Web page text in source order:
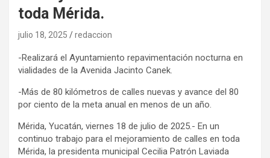
toda Mérida.
julio 18, 2025 redaccion
-Realizará el Ayuntamiento repavimentación nocturna en
vialidades de la Avenida Jacinto Canek.
-Más de 80 kilómetros de calles nuevas y avance del 80
por ciento de la meta anual en menos de un año.
Mérida, Yucatán, viernes 18 de julio de 2025.- En un
continuo trabajo para el mejoramiento de calles en toda
Mérida, la presidenta municipal Cecilia Patrón Laviada